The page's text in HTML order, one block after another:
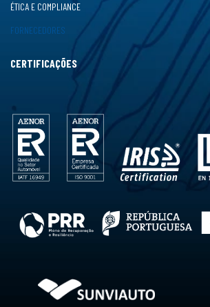
ÉTICA E COMPLIANCE
FORNECEDORES
CERTIFICAÇÕES